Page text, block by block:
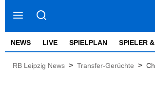
NEWS LIVE SPIELPLAN SPIELER
RB Leipzig News > Transfer-Gerüchte >